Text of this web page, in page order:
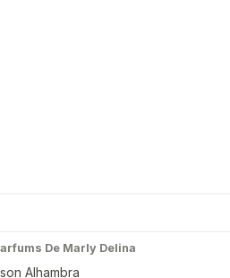
De Marly Delina
Alhambra